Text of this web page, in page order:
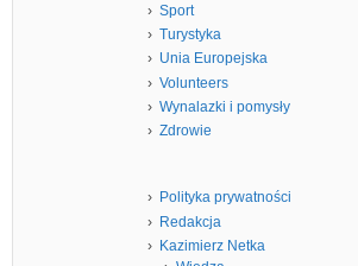
Sport
Turystyka
Unia Europejska
Volunteers
Wynalazki i pomysły
Zdrowie
Polityka prywatności
Redakcja
Kazimierz Netka